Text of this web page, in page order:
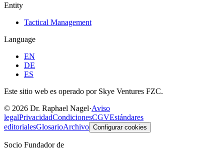
Entity
Tactical Management
Language
EN
DE
ES
Este sitio web es operado por Skye Ventures FZC.
© 2026 Dr. Raphael Nagel·Aviso
legalPrivacidadCondicionesCGVEstándares
editorialesGlosarioArchivo Configurar cookies
Socio Fundador de